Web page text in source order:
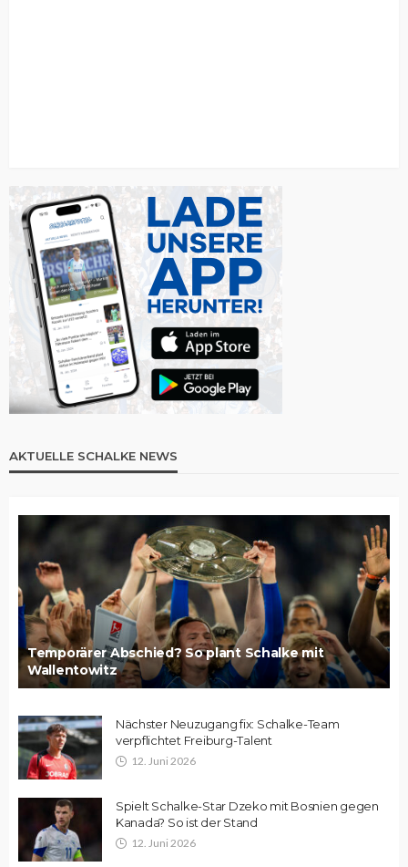
AKTUELLE SCHALKE NEWS
Temporärer Abschied? So plant Schalke mit
Wallentowitz
Nächster Neuzugang fix: Schalke-Team
verpflichtet Freiburg-Talent
12. Juni 2026
Spielt Schalke-Star Dzeko mit Bosnien gegen
Kanada? So ist der Stand
12. Juni 2026